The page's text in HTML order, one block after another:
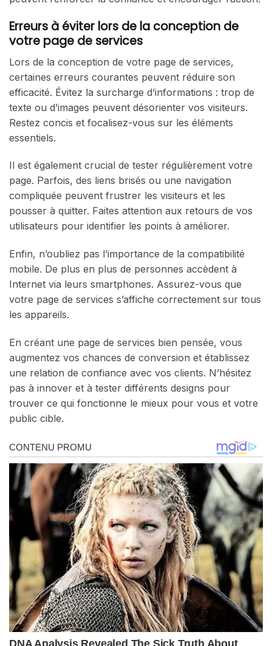
Erreurs à éviter lors de la conception de
votre page de services
Lors de la conception de votre page de services,
certaines erreurs courantes peuvent réduire son
efficacité. Évitez la surcharge d’informations : trop de
texte ou d’images peuvent désorienter vos visiteurs.
Restez concis et focalisez-vous sur les éléments
essentiels.
Il est également crucial de tester régulièrement votre
page. Parfois, des liens brisés ou une navigation
compliquée peuvent frustrer les visiteurs et les
pousser à quitter. Faites attention aux retours de vos
utilisateurs pour identifier les points à améliorer.
Enfin, n’oubliez pas l’importance de la compatibilité
mobile. De plus en plus de personnes accèdent à
Internet via leurs smartphones. Assurez-vous que
votre page de services s’affiche correctement sur tous
les appareils.
En créant une page de services bien pensée, vous
augmentez vos chances de conversion et établissez
une relation de confiance avec vos clients. N’hésitez
pas à innover et à tester différents designs pour
trouver ce qui fonctionne le mieux pour vous et votre
public cible.